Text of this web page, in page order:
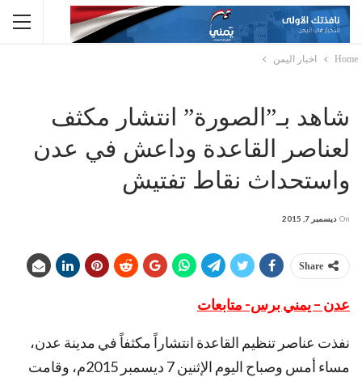
Home اخبار اليمن
شاهد بـ”الصورة” انتشار مكثف
لعناصر القاعدة وداعش في عدن
واستحداث نقاط تفتيش
On ديسمبر 7, 2015
Share
عدن – يمني برس- متابعات
نفذت عناصر تنظيم القاعدة انتشاراً مكثفاً في مدينة عدن،
مساء أمس وصباح اليوم الإثنين 7 ديسمبر 2015م، وقامت